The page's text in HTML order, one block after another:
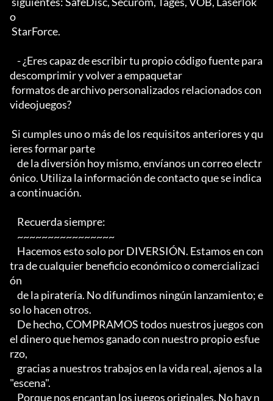
o
descomprimir y volver a empaquetar
videojuegos?
ieres formar parte
ónico. Utiliza la información de contacto que se indica
a continuación.
tra de cualquier beneficio económico o comercializaci
ón
so lo hacen otros.
el dinero que hemos ganado con nuestro propio esfue
rzo,
"escena".